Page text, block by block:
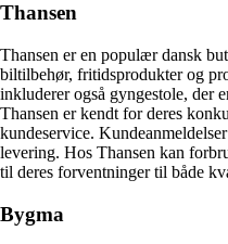
Thansen
Thansen er en populær dansk
biltilbehør, fritidsprodukter og
inkluderer også gyngestole, der
Thansen er kendt for deres
kundeservice.
levering. Hos Thansen kan
til deres forventninger til både
Bygma